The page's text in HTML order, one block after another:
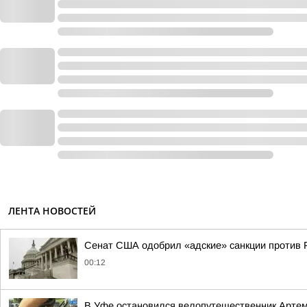
ЛЕНТА НОВОСТЕЙ
Сенат США одобрил «адские» санкции против
00:12